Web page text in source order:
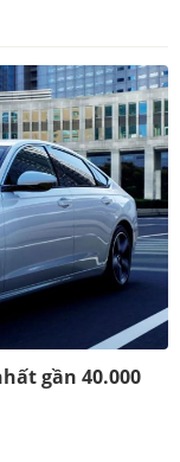
gần 40.000